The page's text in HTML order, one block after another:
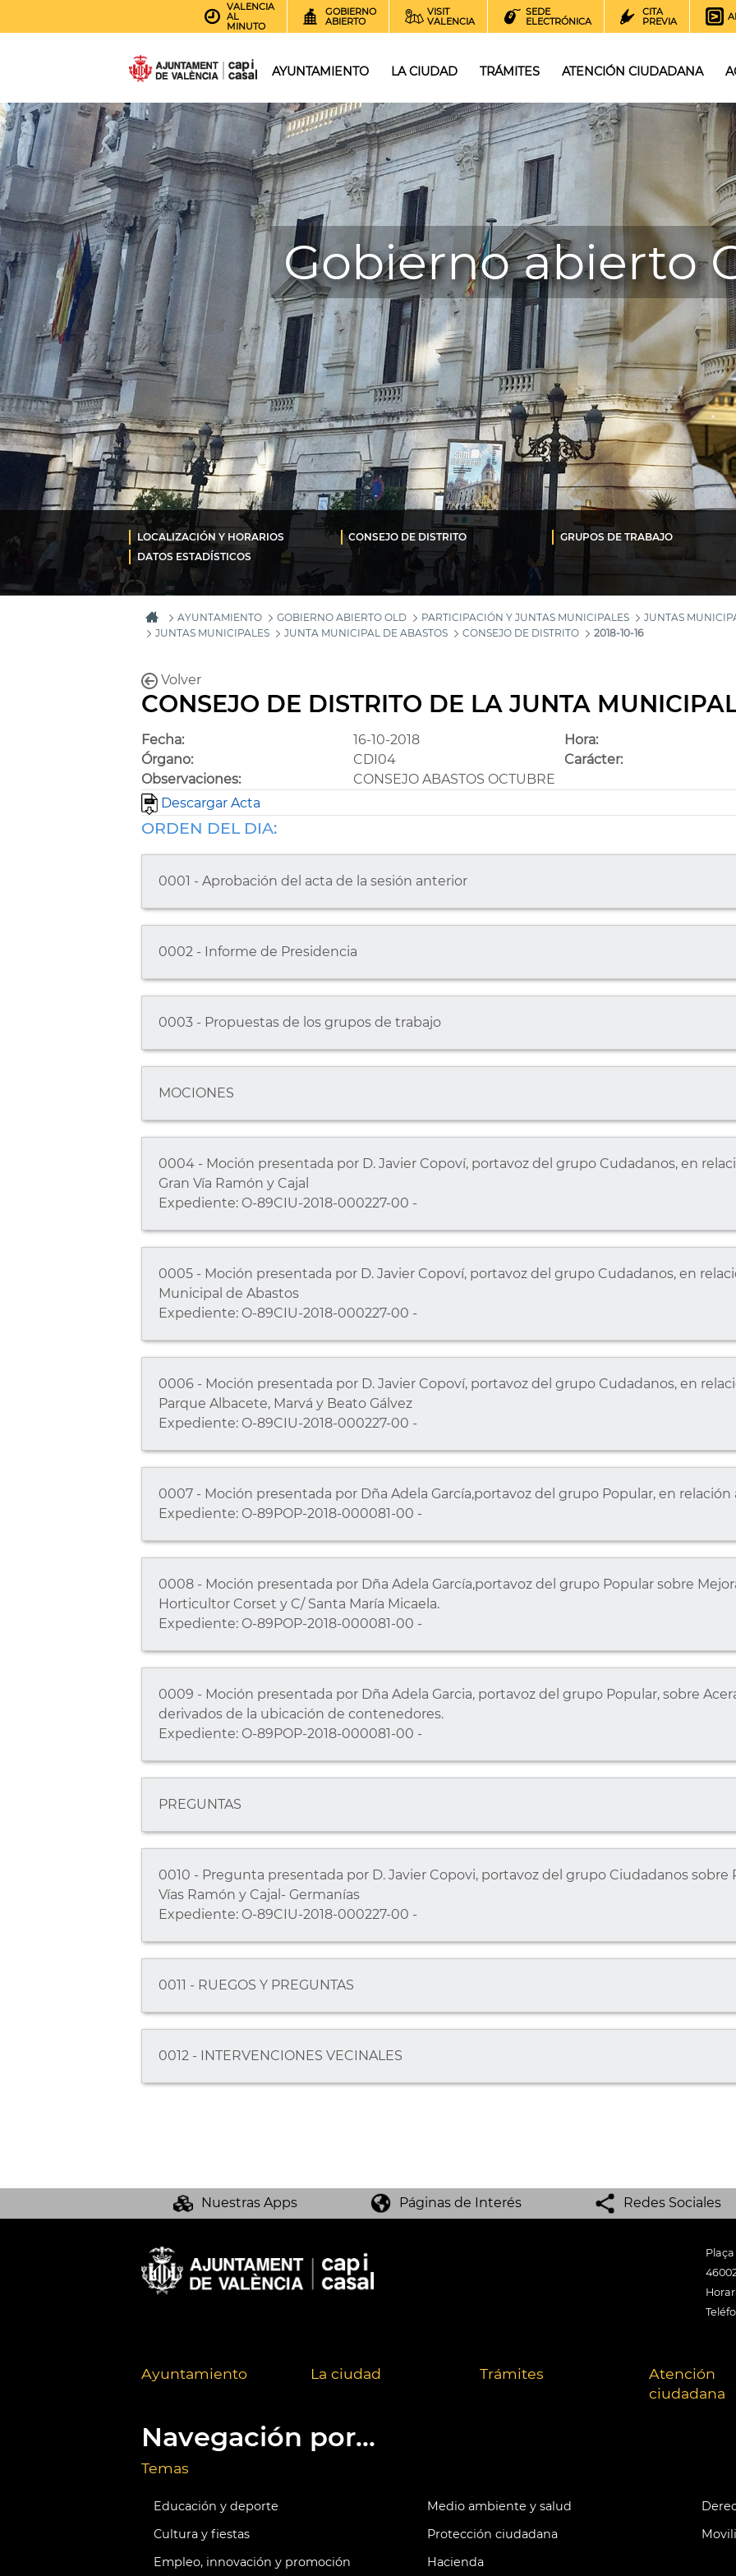
VALENCIA
AL
MINUTO
GOBIERNO
ABIERTO
VISIT
VALENCIA
SEDE
ELECTRÓNICA
CITA
PREVIA
AYUNTAMIENTO LA CIUDAD TRÁMITES ATENCIÓN CIUDADANA
Gobierno abierto
LOCALIZACIÓN Y HORARIOS CONSEJO DE DISTRITO GRUPOS DE TRABAJO
DATOS ESTADÍSTICOS
AYUNTAMIENTO GOBIERNO ABIERTO OLD PARTICIPACIÓN Y JUNTAS MUNICIPALES
JUNTAS
JUNTAS MUNICIPALES
JUNTA MUNICIPAL DE ABASTOS CONSEJO DE DISTRITO 2018-10-16
Volver
CONSEJO DE DISTRITO DE LA JUNTA
Fecha: 16-10-2018 Hora:
Órgano:
CDI04 Carácter:
Observaciones:
CONSEJO ABASTOS OCTUBRE
Descargar Acta
ORDEN DEL DIA:
0001 - Aprobación del acta de la sesión anterior
0002 - Informe de Presidencia
0003 - Propuestas de los grupos de trabajo
MOCIONES
0004 - Moción presentada por D. Javier Copoví, portavoz del grupo Cudadanos, en
Gran Vía Ramón y Cajal
Expediente: O-89CIU-2018-000227-00 -
0005 - Moción presentada por D. Javier Copoví, portavoz del grupo Cudadanos, en
Municipal de Abastos
Expediente: O-89CIU-2018-000227-00 -
0006 - Moción presentada por D. Javier Copoví, portavoz del grupo Cudadanos, en
Parque Albacete, Marvá y Beato Gálvez
Expediente: O-89CIU-2018-000227-00 -
0007 - Moción presentada por Dña Adela García,portavoz del grupo Popular, en relación
Expediente: O-89POP-2018-000081-00 -
0008 - Moción presentada por Dña Adela García,portavoz del grupo Popular sobre
Horticultor Corset y C/ Santa María Micaela.
Expediente: O-89POP-2018-000081-00 -
0009 - Moción presentada por Dña Adela Garcia, portavoz del grupo Popular, sobre
derivados de la ubicación de contenedores.
Expediente: O-89POP-2018-000081-00 -
PREGUNTAS
0010 - Pregunta presentada por D. Javier Copovi, portavoz del grupo Ciudadanos sobre
Vías Ramón y Cajal- Germanías
Expediente: O-89CIU-2018-000227-00 -
0011 - RUEGOS Y PREGUNTAS
0012 - INTERVENCIONES VECINALES
Nuestras Apps Páginas de Interés Redes Sociales
Ayuntamiento La ciudad Trámites
Atención
ciudadana
Navegación por...
Temas
Educación y deporte Medio ambiente y salud
Cultura y fiestas
Protección ciudadana
Empleo, innovación y promoción
Hacienda